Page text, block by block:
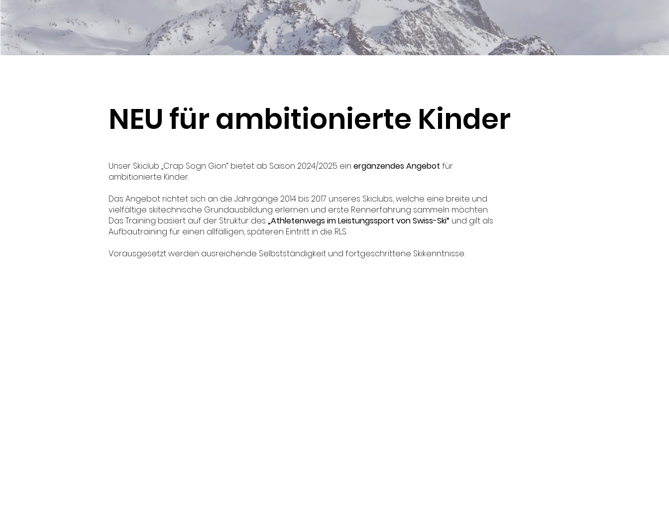
NEU für ambitionierte Kinder
Unser Skiclub „Crap Sogn Gion“ bietet ab Saison 2024/2025 ein ergänzendes Angebot für
ambitionierte Kinder.
Das Angebot richtet sich an die Jahrgänge 2014 bis 2017 unseres Skiclubs, welche eine breite und
vielfältige skitechnische Grundausbildung erlernen und erste Rennerfahrung sammeln möchten.
Das Training basiert auf der Struktur des „Athletenwegs im Leistungssport von Swiss-Ski“ und gilt als
Aufbautraining für einen allfälligen, späteren Eintritt in die RLS.
Vorausgesetzt werden ausreichende Selbstständigkeit und fortgeschrittene Skikenntnisse.